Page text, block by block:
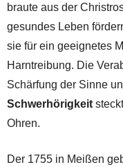
braute aus der
gesundes Leben
sie für ein geeignetes
Harntreibung. Die
Schärfung der Sinne
Schwerhörigkeit
Ohren.
Der 1755 in Meißen